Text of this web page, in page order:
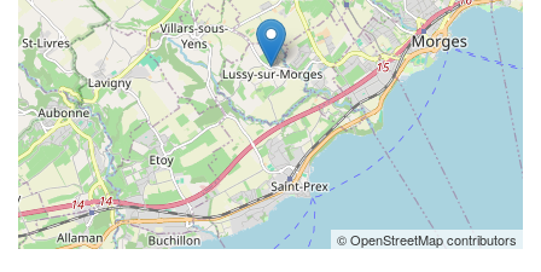
© OpenStreetMap contributors